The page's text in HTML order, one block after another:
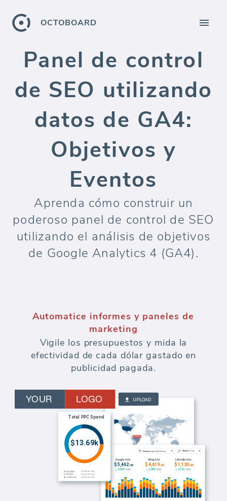
OCTOBOARD
Panel de control
de SEO utilizando
datos de GA4:
Objetivos y
Eventos
Aprenda cómo construir un
poderoso panel de control de SEO
utilizando el análisis de objetivos
de Google Analytics 4 (GA4).
Automatice informes y paneles de
marketing
Vigile los presupuestos y mida la
efectividad de cada dólar gastado en
publicidad pagada.